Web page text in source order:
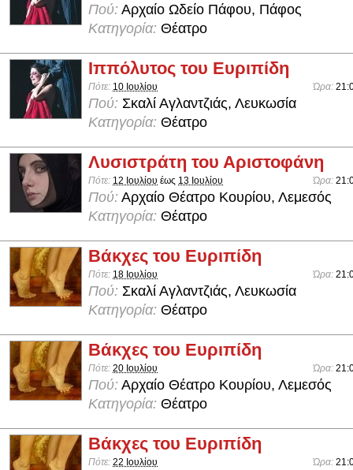
Πού: Αρχαίο Ωδείο Πάφου, Πάφος
Κατηγορία: Θέατρο
Ιππόλυτος του Ευριπίδη
Πότε: 10 Ιουλίου Ώρα:
Πού: Σκαλί Αγλαντζιάς, Λευκωσία
Κατηγορία: Θέατρο
Λυσιστράτη του Αριστοφάνη
Πότε: 12 Ιουλίου έως 13 Ιουλίου Ώρα:
Πού: Αρχαίο Θέατρο Κουρίου, Λεμεσός
Κατηγορία: Θέατρο
Βάκχες του Ευριπίδη
Πότε: 18 Ιουλίου Ώρα:
Πού: Σκαλί Αγλαντζιάς, Λευκωσία
Κατηγορία: Θέατρο
Βάκχες του Ευριπίδη
Πότε: 20 Ιουλίου Ώρα:
Πού: Αρχαίο Θέατρο Κουρίου, Λεμεσός
Κατηγορία: Θέατρο
Βάκχες του Ευριπίδη
Πότε: 22 Ιουλίου Ώρα: